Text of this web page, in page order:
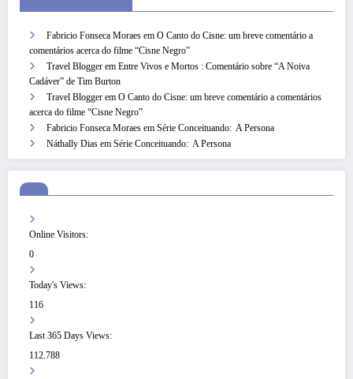
Fabricio Fonseca Moraes em O Canto do Cisne: um breve comentário a
comentários acerca do filme “Cisne Negro”
Travel Blogger em Entre Vivos e Mortos : Comentário sobre “A Noiva
Cadáver” de Tim Burton
Travel Blogger em O Canto do Cisne: um breve comentário a comentários
acerca do filme “Cisne Negro”
Fabricio Fonseca Moraes em Série Conceituando: A Persona
Náthally Dias em Série Conceituando: A Persona
Online Visitors:
0
Today's Views:
116
Last 365 Days Views:
112.788